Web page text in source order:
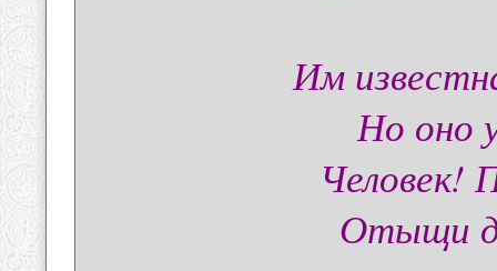
Им
Но оно
Человек!
Отыщи